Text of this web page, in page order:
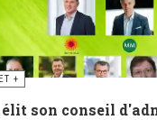
+
élit son conseil